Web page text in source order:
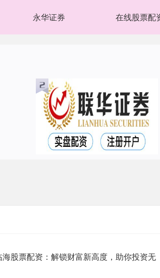
永华证券 在线股票配
股票配资：解锁财富新高度，助你投资无